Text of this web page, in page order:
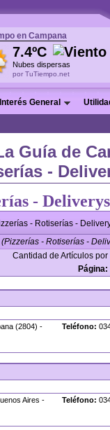
en Campana
7.4ºC
Nubes dispersas
por TuTiempo.net
Interés General
Guía de
-
- Deliverys
- Rotiserías -
(Pizzerías - Rotiserías -
Cantidad de Artículos por
Página:
(2804) -
Teléfono:
Aires -
Teléfono: